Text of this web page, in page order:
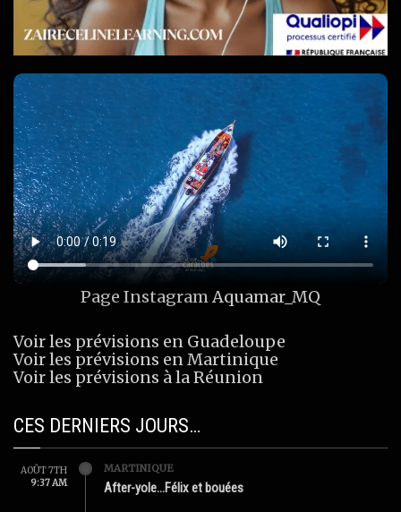
Page Instagram Aquamar_MQ
Voir les prévisions en Guadeloupe
Voir les prévisions en Martinique
Voir les prévisions à la Réunion
CES DERNIERS JOURS…
AOÛT 7TH
9:37 AM
MARTINIQUE
After-yole…Félix et bouées